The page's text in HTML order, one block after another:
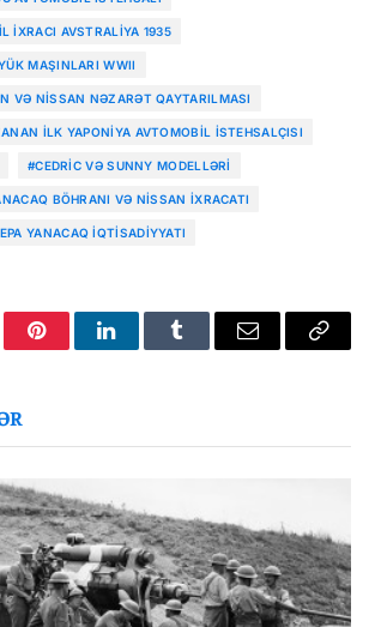
IXRACI AVSTRALIYA 1935
MAŞINLARI WWII
VƏ NISSAN NƏZARƏT QAYTARILMASI
ILK YAPONIYA AVTOMOBIL ISTEHSALÇISI
#CEDRIC VƏ SUNNY MODELLƏRI
BÖHRANI VƏ NISSAN IXRACATI
YANACAQ IQTISADIYYATI
PinterestLinkedInTumblr Email
Copy